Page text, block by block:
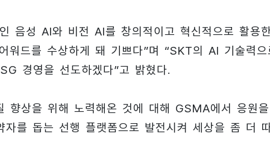
음성 AI와 비전 AI를 창의적이고 혁신적으로 활용
워드를 수상하게 돼 기쁘다”며 “SKT의 AI 기술력으
경영을 선도하겠다”고 밝혔다.
향상을 위해 노력해온 것에 대해 GSMA에서 응원
를 돕는 선행 플랫폼으로 발전시켜 세상을 좀 더